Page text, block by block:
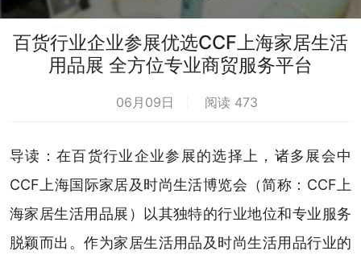
百货行业企业参展优选CCF上海家居生活
用品展 全方位专业商贸服务平台
06月09日 阅读 473
导读：在百货行业企业参展的选择上，诸多展会中
CCF上海国际家居及时尚生活博览会（简称：CCF上
海家居生活用品展）以其独特的行业地位和专业服务
脱颖而出。作为家居生活用品及时尚生活用品行业的